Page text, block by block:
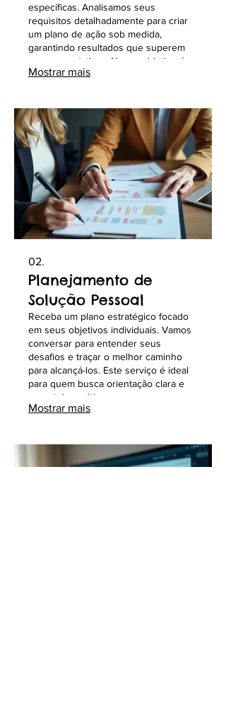
específicas. Analisamos seus
requisitos detalhadamente para criar
um plano de ação sob medida,
garantindo resultados que superem
suas expectativas. Nosso objetivo é
transformar suas ideias em realidade
Mostrar mais
02.
Planejamento de
Solução Pessoal
Receba um plano estratégico focado
em seus objetivos individuais. Vamos
conversar para entender seus
desafios e traçar o melhor caminho
para alcançá-los. Este serviço é ideal
para quem busca orientação clara e
um roteiro prático para o sucesso.
Mostrar mais